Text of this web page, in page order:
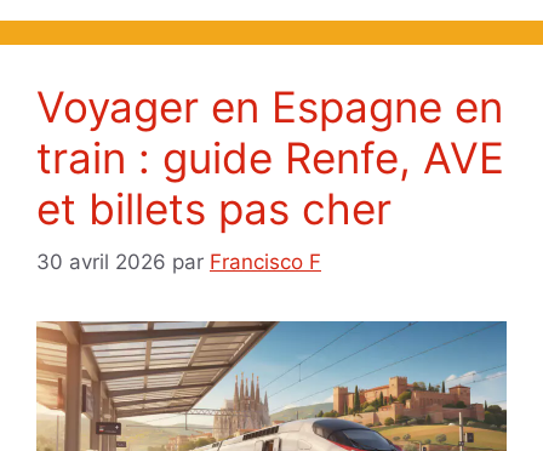
Voyager en Espagne en
train : guide Renfe, AVE
et billets pas cher
30 avril 2026 par Francisco F